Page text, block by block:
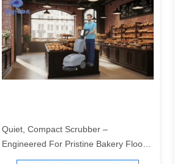
Quiet, Compact Scrubber –
Engineered For Pristine Bakery Floors
& Aisles